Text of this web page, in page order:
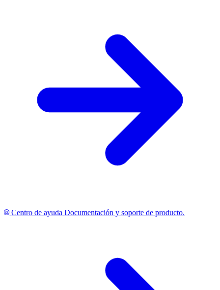
Centro de ayuda Documentación y soporte de producto.